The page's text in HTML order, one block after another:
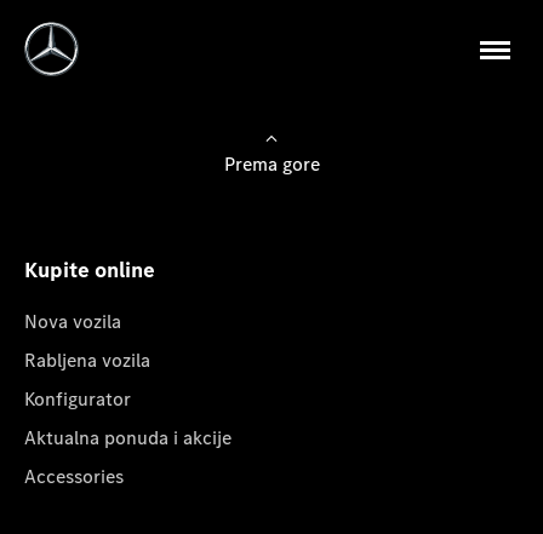
Prema gore
Kupite online
Nova vozila
Rabljena vozila
Konfigurator
Aktualna ponuda i akcije
Accessories